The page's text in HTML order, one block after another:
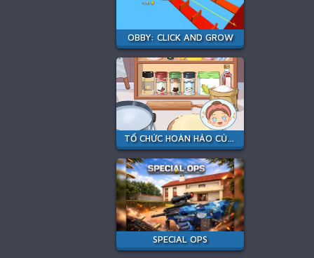
OBBY: CLICK AND GROW
TỔ CHỨC HOÀN HẢO CỦA TÔI
SPECIAL OPS